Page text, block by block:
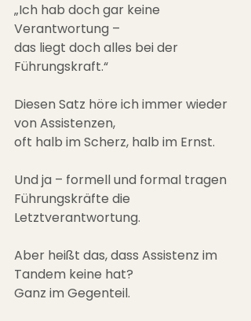
„Ich hab doch gar keine
Verantwortung –
das liegt doch alles bei der
Führungskraft.“
Diesen Satz höre ich immer wieder
von Assistenzen,
oft halb im Scherz, halb im Ernst.
Und ja – formell und formal tragen
Führungskräfte die
Letztverantwortung.
Aber heißt das, dass Assistenz im
Tandem keine hat?
Ganz im Gegenteil.